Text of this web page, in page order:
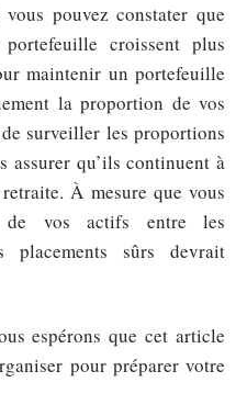
pouvez constater que
croissent plus
maintenir un portefeuille
la proportion de vos
surveiller les proportions
assurer qu’ils continuent à
À mesure que vous
de vos actifs entre les
placements sûrs devrait
espérons que cet article
pour préparer votre